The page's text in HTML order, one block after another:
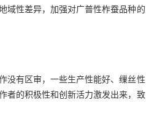
域性差异，加强对广普性柞蚕品种的
没有区审，一些生产性能好、缫丝性
者的积极性和创新活力激发出来，致